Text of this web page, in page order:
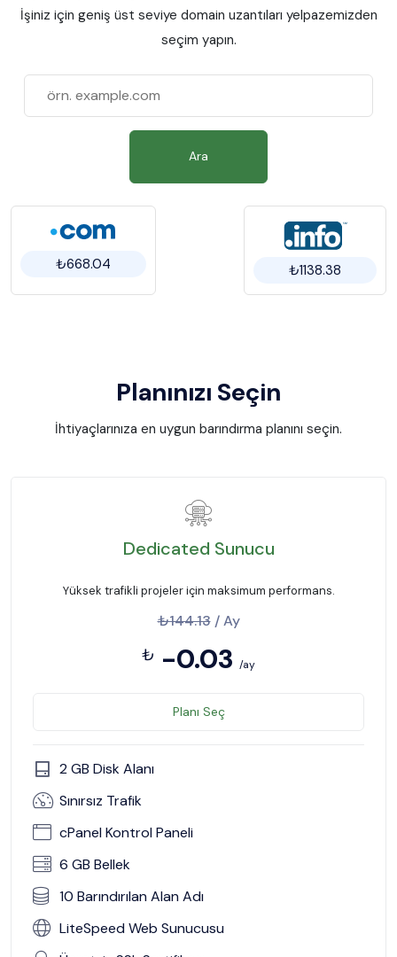
İşiniz için geniş üst seviye domain uzantıları yelpazemizden
seçim yapın.
Ara
₺668.04 ₺1138.38
Planınızı Seçin
İhtiyaçlarınıza en uygun barındırma planını seçin.
Dedicated Sunucu
Yüksek trafikli projeler için maksimum performans.
₺144.13/ Ay
₺-0.03 /ay
Planı Seç
2 GB Disk Alanı
Sınırsız Trafik
cPanel Kontrol Paneli
6 GB Bellek
10 Barındırılan Alan Adı
LiteSpeed Web Sunucusu